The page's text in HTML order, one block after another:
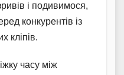
і подивимося,
конкурентів із
кліпів.
часу між